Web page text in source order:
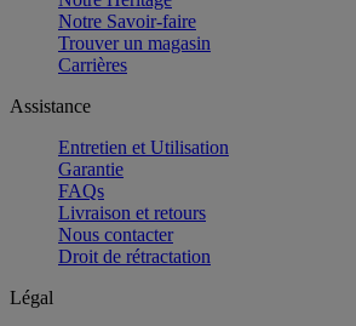
Notre Savoir-faire
Trouver un magasin
Carrières
Assistance
Entretien et Utilisation
Garantie
FAQs
Livraison et retours
Nous contacter
Droit de rétractation
Légal